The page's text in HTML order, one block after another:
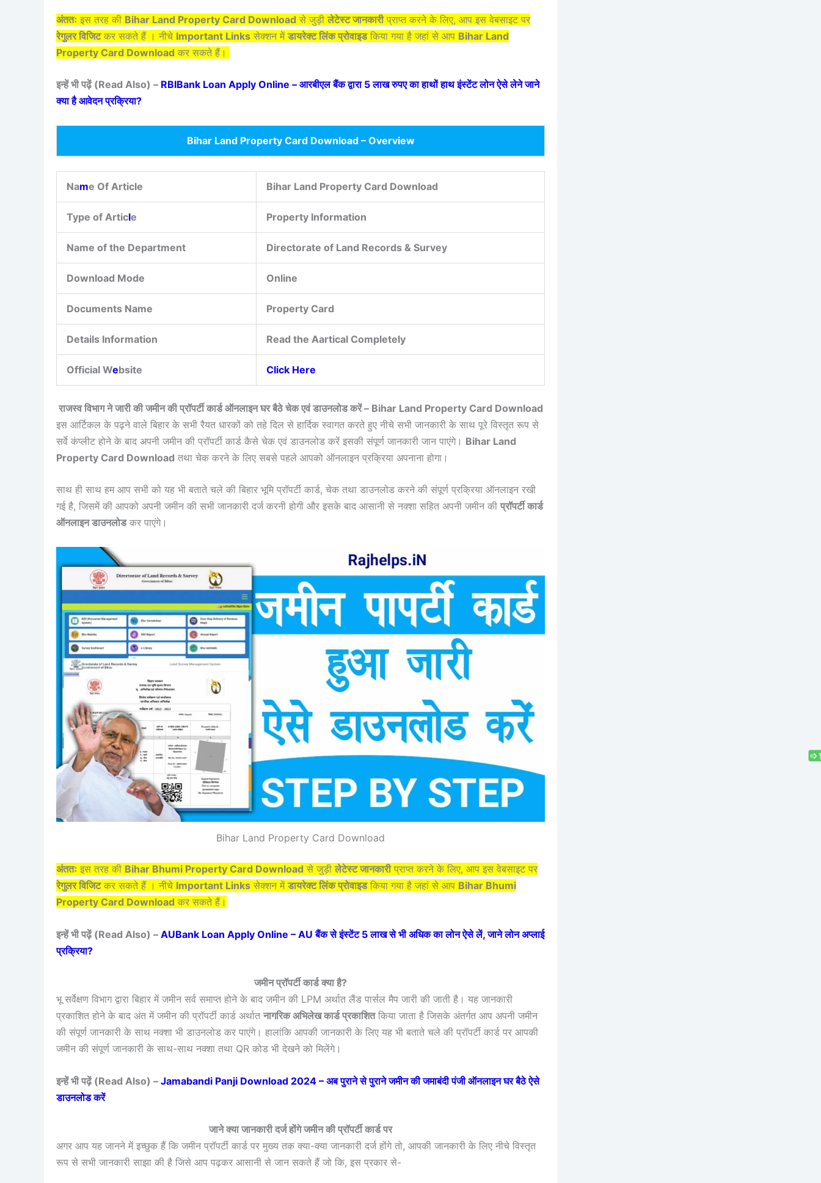
अंततः इस तरह की Bihar Land Property Card Download से जुड़ी लेटेस्ट जानकारीप्राप्त करने के लिए, आप इस वेबसाइट पर
रेगुलर विजिटकर सकते हैं । नीचे Important Links सेक्शन में डायरेक्ट लिंक प्रोवाइडकिया गया है जहां से आप Bihar Land
Property Card Download कर सकते हैं।
इन्हें भी पढ़ें (Read Also) – RBIBank Loan Apply Online – आरबीएल बैंक द्वारा 5 लाख रुपए का हाथों हाथ इंस्टेंट लोन ऐसे लेने जाने
क्या है आवेदन प्रक्रिया?
Bihar Land Property Card Download – Overview
Name Of Article Bihar Land Property Card Download
Type of Article Property Information
Name of the Department Directorate of Land Records & Survey
Download Mode Online
Documents Name Property Card
Details Information Read the Aartical Completely
Official Website Click Here
राजस्व विभाग ने जारी की जमीन की प्रॉपर्टी कार्ड ऑनलाइन घर बैठे चेक एवं डाउनलोड करें – Bihar Land Property Card Download
इस आर्टिकल के पढ़ने वाले बिहार के सभी रैयत धारकों को तहे दिल से हार्दिक स्वागत करते हुए नीचे सभी जानकारी के साथ पूरे विस्तृत रूप से
सर्वे कंप्लीट होने के बाद अपनी जमीन की प्रॉपर्टी कार्ड कैसे चेक एवं डाउनलोड करें इसकी संपूर्ण जानकारी जान पाएंगे। Bihar Land
Property Card Download तथा चेक करने के लिए सबसे पहले आपको ऑनलाइन प्रक्रिया अपनाना होगा।
साथ ही साथ हम आप सभी को यह भी बताते चले की बिहार भूमि प्रॉपर्टी कार्ड, चेक तथा डाउनलोड करने की संपूर्ण प्रक्रिया ऑनलाइन रखी
गई है, जिसमें की आपको अपनी जमीन की सभी जानकारी दर्ज करनी होगी और इसके बाद आसानी से नक्शा सहित अपनी जमीन की प्रॉपर्टी कार्ड
ऑनलाइन डाउनलोडकर पाएंगे।
Bihar Land Property Card Download
अंततः इस तरह की Bihar Bhumi Property Card Download से जुड़ी लेटेस्ट जानकारीप्राप्त करने के लिए, आप इस वेबसाइट पर
रेगुलर विजिटकर सकते हैं । नीचे Important Links सेक्शन में डायरेक्ट लिंक प्रोवाइडकिया गया है जहां से आप Bihar Bhumi
Property Card Download कर सकते हैं।
इन्हें भी पढ़ें (Read Also) – AUBank Loan Apply Online – AU बैंक से इंस्टेंट 5 लाख से भी अधिक का लोन ऐसे लें, जाने लोन अप्लाई
प्रक्रिया?
जमीन प्रॉपर्टी कार्ड क्या है?
भू सर्वेक्षण विभाग द्वारा बिहार में जमीन सर्व समाप्त होने के बाद जमीन की LPM अर्थात लैंड पार्सल मैप जारी की जाती है। यह जानकारी
प्रकाशित होने के बाद अंत में जमीन की प्रॉपर्टी कार्ड अर्थात नागरिक अभिलेख कार्ड प्रकाशितकिया जाता है जिसके अंतर्गत आप अपनी जमीन
की संपूर्ण जानकारी के साथ नक्शा भी डाउनलोड कर पाएंगे। हालांकि आपकी जानकारी के लिए यह भी बताते चले की प्रॉपर्टी कार्ड पर आपकी
जमीन की संपूर्ण जानकारी के साथ-साथ नक्शा तथा QR कोड भी देखने को मिलेंगे।
इन्हें भी पढ़ें (Read Also) – Jamabandi Panji Download 2024 – अब पुराने से पुराने जमीन की जमाबंदी पंजी ऑनलाइन घर बैठे ऐसे
डाउनलोड करें
जाने क्या जानकारी दर्ज होंगे जमीन की प्रॉपर्टी कार्ड पर
अगर आप यह जानने में इच्छुक हैं कि जमीन प्रॉपर्टी कार्ड पर मुख्य तक क्या-क्या जानकारी दर्ज होंगे तो, आपकी जानकारी के लिए नीचे विस्तृत
रूप से सभी जानकारी साझा की है जिसे आप पढ़कर आसानी से जान सकते हैं जो कि, इस प्रकार से-